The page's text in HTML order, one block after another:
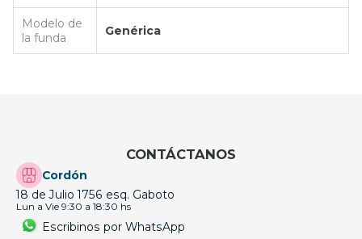
Modelo de
la funda
Genérica
CONTÁCTANOS
Cordón
18 de Julio 1756 esq. Gaboto
Lun a Vie 9:30 a 18:30 hs
Escribinos por WhatsApp